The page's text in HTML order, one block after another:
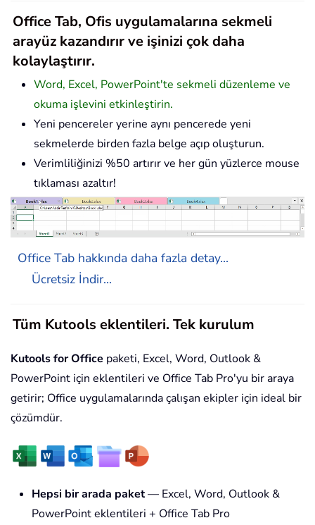
Office Tab, Ofis uygulamalarına sekmeli
arayüz kazandırır ve işinizi çok daha
kolaylaştırır.
Word, Excel, PowerPoint'te sekmeli düzenleme ve
okuma işlevini etkinleştirin.
Yeni pencereler yerine aynı pencerede yeni
sekmelerde birden fazla belge açıp oluşturun.
Verimliliğinizi %50 artırır ve her gün yüzlerce mouse
tıklaması azaltır!
Office Tab hakkında daha fazla detay...
Ücretsiz İndir...
Tüm Kutools eklentileri. Tek kurulum
Kutools for Office paketi, Excel, Word, Outlook &
PowerPoint için eklentileri ve Office Tab Pro'yu bir araya
getirir; Office uygulamalarında çalışan ekipler için ideal bir
çözümdür.
Hepsi bir arada paket— Excel, Word, Outlook &
PowerPoint eklentileri + Office Tab Pro